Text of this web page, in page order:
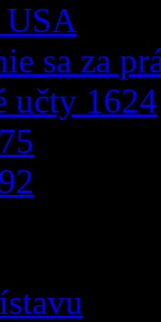
USA
sa za
učty 1624